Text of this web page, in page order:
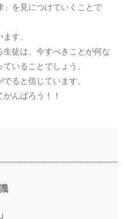
を見につけていくことで
す。
徒は、今すべきことが何な
いることでしょう。
ると信じています。
んばろう！！